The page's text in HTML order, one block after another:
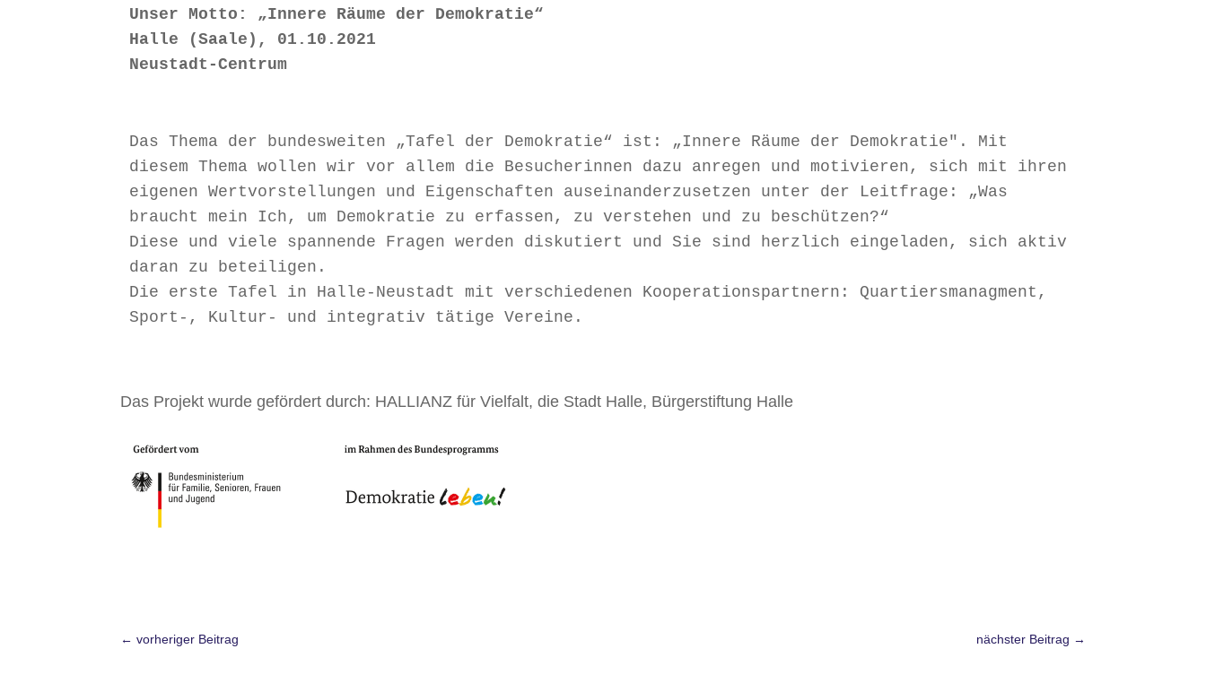
Unser Motto: „Innere Räume der Demokratie“
Halle (Saale), 01.10.2021
Neustadt-Centrum
Das Thema der bundesweiten „Tafel der Demokratie“ ist: „Innere Räume der Demokratie". Mit
diesem Thema wollen wir vor allem die Besucherinnen dazu anregen und motivieren, sich mit ihren
eigenen Wertvorstellungen und Eigenschaften auseinanderzusetzen unter der Leitfrage: „Was
braucht mein Ich, um Demokratie zu erfassen, zu verstehen und zu beschützen?“
Diese und viele spannende Fragen werden diskutiert und Sie sind herzlich eingeladen, sich aktiv
daran zu beteiligen.
Die erste Tafel in Halle-Neustadt mit verschiedenen Kooperationspartnern: Quartiersmanagment,
Sport-, Kultur- und integrativ tätige Vereine.
Das Projekt wurde gefördert durch: HALLIANZ für Vielfalt, die Stadt Halle, Bürgerstiftung Halle
←vorheriger Beitrag nächster Beitrag →